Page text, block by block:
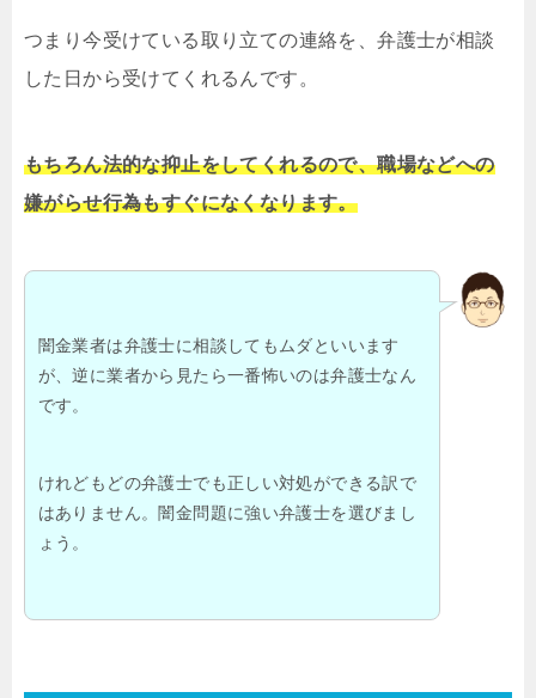
つまり今受けている取り立ての連絡を、弁護士が相談
した日から受けてくれるんです。
もちろん法的な抑止をしてくれるので、職場などへの
嫌がらせ行為もすぐになくなります。
闇金業者は弁護士に相談してもムダといいます
が、逆に業者から見たら一番怖いのは弁護士なん
です。
けれどもどの弁護士でも正しい対処ができる訳で
はありません。闇金問題に強い弁護士を選びまし
ょう。